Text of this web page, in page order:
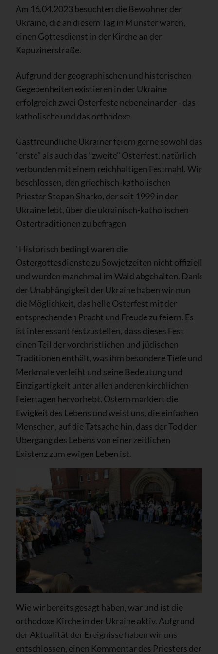
Am 16.04.2023 besuchten die Bewohner der
Ukraine, die an diesem Tag in Münster waren,
einen Gottesdienst in der Kirche an der
Kapuzinerstraße.
Aufgrund der geographischen und historischen
Gegebenheiten existieren in der Ukraine
erfolgreich zwei Osterfeste nebeneinander - das
katholische und das orthodoxe.
Gastfreundliche Ukrainer feiern gerne sowohl das
"erste" als auch das "zweite" Osterfest, natürlich
verbunden mit einem reichhaltigen Festmahl. Wir
beschlossen, den griechisch-katholischen
Priester Stepan Sharko, der seit 1999 in der
Ukraine lebt, über die ukrainisch-katholischen
Ostertraditionen zu befragen.
"Historisch bedingt waren die
Ostergottesdienste zu Sowjetzeiten nicht offiziell
und wurden manchmal im Wald abgehalten. Dank
der Unabhängigkeit der Ukraine haben wir nun
die Möglichkeit, das helle Osterfest mit der
entsprechenden Pracht und Freude zu feiern. Es
ist interessant festzustellen, dass dieses Fest
einen Teil der vorchristlichen und jüdischen
Traditionen enthält, was ihm besondere Tiefe und
Merkmale verleiht und seine Bedeutung und
Einzigartigkeit unter allen anderen kirchlichen
Feiertagen hervorhebt. Ostern markiert die
Ewigkeit des Lebens und weist uns, die einfachen
Menschen, auf die Tatsache hin, dass der Tod der
Übergang des Lebens von einer zeitlichen
Existenz zum ewigen Leben ist.
Wie wir bereits gesagt haben, war und ist die
orthodoxe Kirche in der Ukraine aktiv. Aufgrund
der Aktualität der Ereignisse haben wir uns
entschlossen, einen Kommentar des Priesters der